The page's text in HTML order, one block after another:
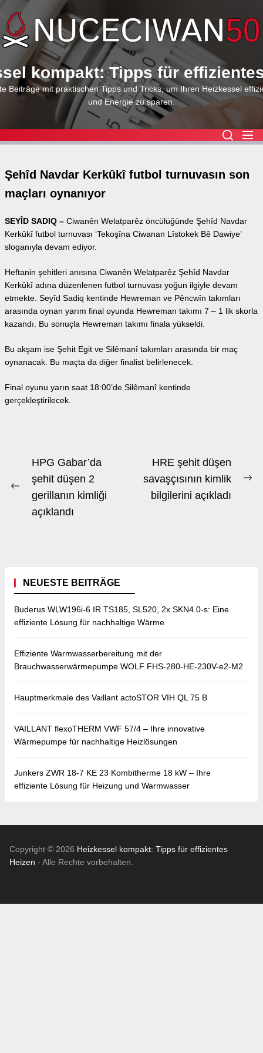
to
the
content
kompakt: Tipps für
Beiträge mit praktischen Tipps und Tricks, um Ihren Heizkessel
und Energie zu sparen.
Şehîd Navdar Kerkûkî futbol turnuvasın son
maçları oynanıyor
SEYÎD SADIQ – Ciwanên Welatparêz öncülüğünde Şehîd Navdar
Kerkûkî futbol turnuvası ‘Tekoşîna Ciwanan Lîstokek Bê Dawiye’
sloganıyla devam ediyor.
Heftanin şehitleri anısına Ciwanên Welatparêz Şehîd Navdar
Kerkûkî adına düzenlenen futbol turnuvası yoğun ilgiyle devam
etmekte. Seyîd Sadiq kentinde Hewreman ve Pêncwîn takımları
arasında oynan yarım final oyunda Hewreman takımı 7 – 1 lik skorla
kazandı. Bu sonuçla Hewreman takımı finala yükseldi.
Bu akşam ise Şehit Egit ve Silêmanî takımları arasında bir maç
oynanacak. Bu maçta da diğer finalist belirlenecek.
Final oyunu yarın saat 18:00’de Silêmanî kentinde
gerçekleştirilecek.
Beitrags-
Navigation
Previous
post:
HPG Gabar’da
şehit düşen 2
gerillanın kimliği
açıklandı
HRE şehit düşen
savaşçısının kimlik
bilgilerini açıkladı
NEUESTE BEITRÄGE
Buderus WLW196i-6 IR TS185, SL520, 2x SKN4.0-s: Eine
effiziente Lösung für nachhaltige Wärme
Effiziente Warmwasserbereitung mit der
Brauchwasserwärmepumpe WOLF FHS-280-HE-230V-e2-M2
Hauptmerkmale des Vaillant actoSTOR VIH QL 75 B
VAILLANT flexoTHERM VWF 57/4 – Ihre innovative
Wärmepumpe für nachhaltige Heizlösungen
Junkers ZWR 18-7 KE 23 Kombitherme 18 kW – Ihre
effiziente Lösung für Heizung und Warmwasser
Copyright © 2026 Heizkessel kompakt: Tipps für effizientes
Heizen - Alle Rechte vorbehalten.